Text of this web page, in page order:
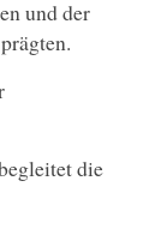
und der
die